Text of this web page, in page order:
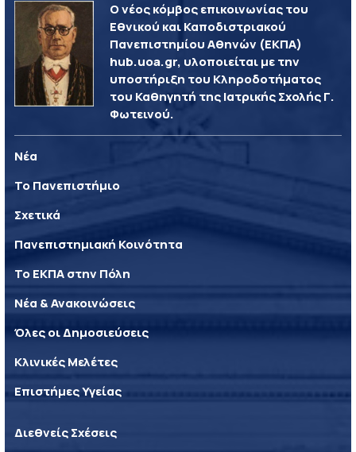
Ο νέος κόμβος επικοινωνίας του
Εθνικού και Καποδιστριακού
Πανεπιστημίου Αθηνών (ΕΚΠΑ)
hub.uoa.gr, υλοποιείται με την
υποστήριξη του Κληροδοτήματος
του Καθηγητή της Ιατρικής Σχολής Γ.
Φωτεινού.
Νέα
Το Πανεπιστήμιο
Σχετικά
Πανεπιστημιακή Κοινότητα
Το ΕΚΠΑ στην Πόλη
Νέα & Ανακοινώσεις
Όλες οι Δημοσιεύσεις
Κλινικές Μελέτες
Επιστήμες Υγείας
Διεθνείς Σχέσεις